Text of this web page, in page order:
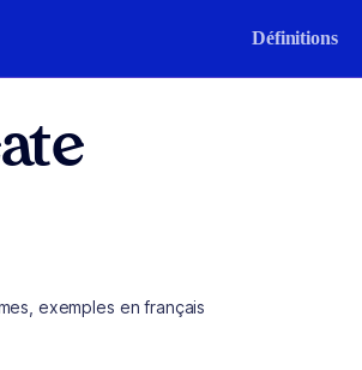
Définitions
exemples en français